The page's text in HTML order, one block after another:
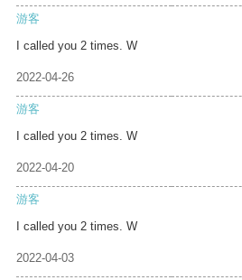
游客
I called you 2 times. W
2022-04-26
游客
I called you 2 times. W
2022-04-20
游客
I called you 2 times. W
2022-04-03